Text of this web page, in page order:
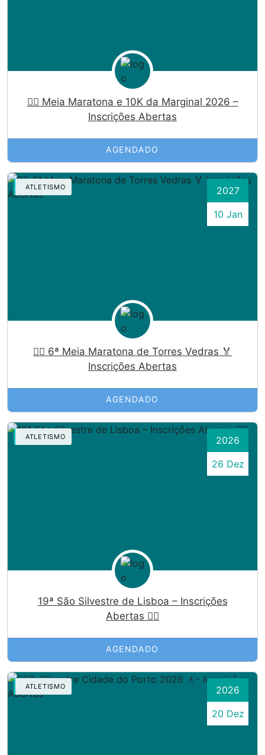
🏃‍♀️ Meia Maratona e 10K da Marginal 2026 –
Inscrições Abertas
AGENDADO
ATLETISMO
🏃‍♀️ 6ª Meia Maratona de Torres Vedras 🏅
Inscrições Abertas
2027
10 Jan
AGENDADO
ATLETISMO
19ª São Silvestre de Lisboa – Inscrições
Abertas 🏃‍♀️
2026
26 Dez
AGENDADO
ATLETISMO
2026
20 Dez